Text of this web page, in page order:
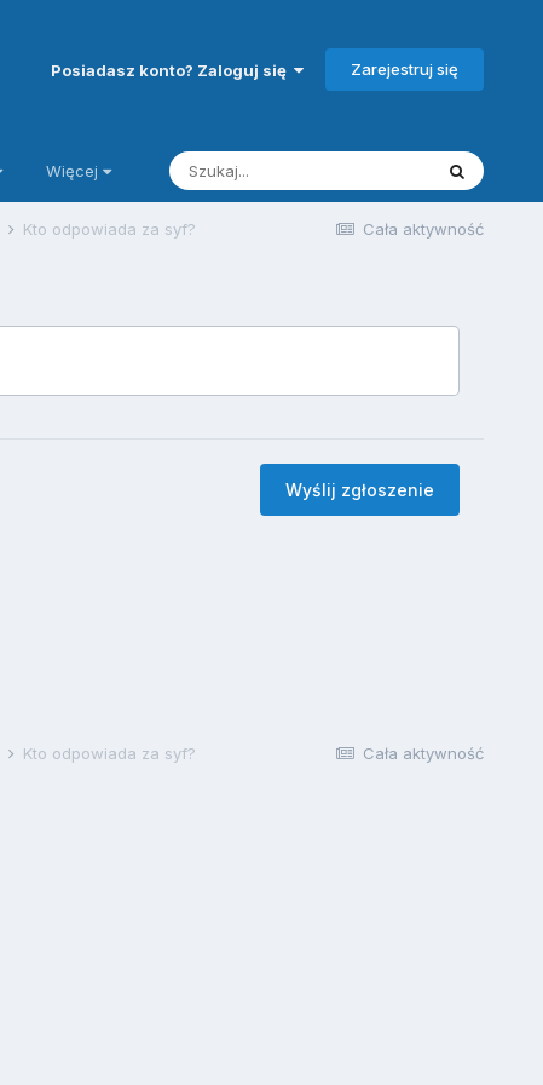
Posiadasz konto? Zaloguj się Zarejestruj się
Więcej
Cała aktywność
Kto odpowiada za syf?
Wyślij zgłoszenie
Cała aktywność
Kto odpowiada za syf?